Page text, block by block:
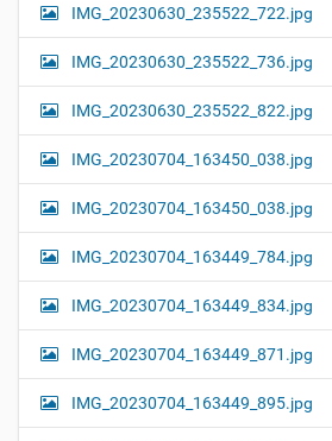
IMG_20230630_235522_722.jpg
IMG_20230630_235522_736.jpg
IMG_20230630_235522_822.jpg
IMG_20230704_163450_038.jpg
IMG_20230704_163450_038.jpg
IMG_20230704_163449_784.jpg
IMG_20230704_163449_834.jpg
IMG_20230704_163449_871.jpg
IMG_20230704_163449_895.jpg